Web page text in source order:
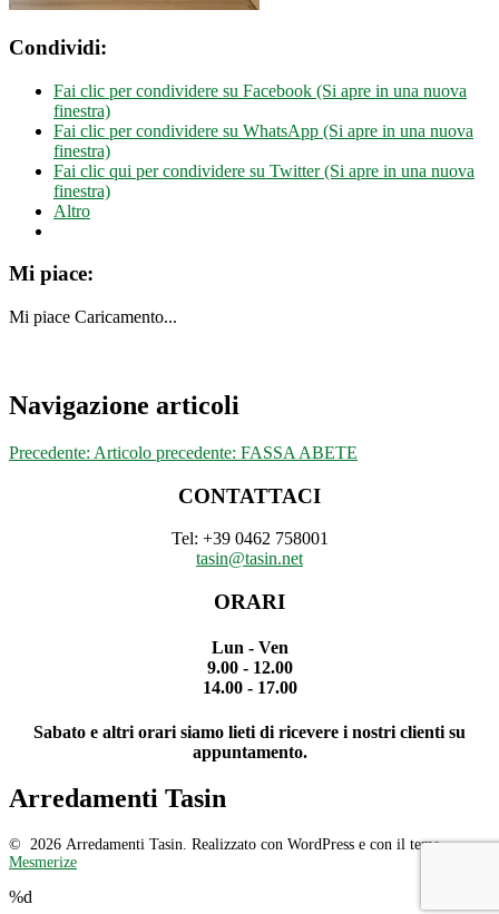
Condividi:
Fai clic per condividere su Facebook (Si apre in una nuova
finestra)
Fai clic per condividere su WhatsApp (Si apre in una nuova
finestra)
Fai clic qui per condividere su Twitter (Si apre in una nuova
finestra)
Altro
Mi piace:
Mi piace Caricamento...
Navigazione articoli
Precedente: Articolo precedente: FASSA ABETE
CONTATTACI
Tel: +39 0462 758001
tasin@tasin.net
ORARI
Lun - Ven
9.00 - 12.00
14.00 - 17.00
Sabato e altri orari siamo lieti di ricevere i nostri clienti su
appuntamento.
Arredamenti Tasin
© 2026 Arredamenti Tasin. Realizzato con WordPress e con il tema
Mesmerize
%d